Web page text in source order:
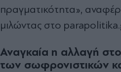
πραγματικότητα»,
μιλώντας στο
Αναγκαία η αλλαγή
των σωφρονιστικών